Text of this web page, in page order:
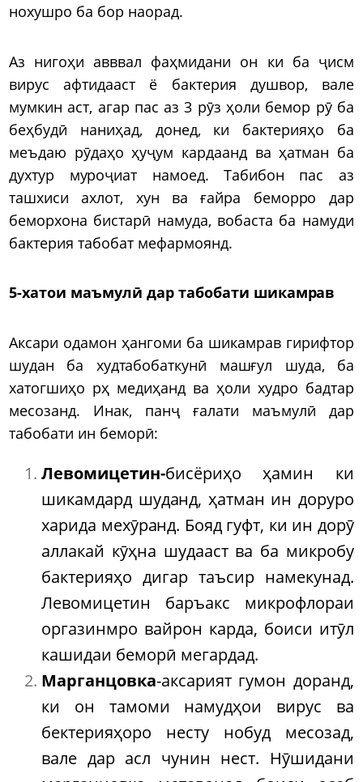
нохушро ба бор наорад.
Аз нигоҳи авввал фаҳмидани он ки ба ҷисм
вирус афтидааст ё бактерия душвор, вале
мумкин аст, агар пас аз 3 рӯз ҳоли бемор рӯ ба
беҳбудӣ наниҳад, донед, ки бактерияҳо ба
меъдаю рӯдаҳо ҳуҷум кардаанд ва ҳатман ба
духтур муроҷиат намоед. Табибон пас аз
ташхиси ахлот, хун ва ғайра беморро дар
беморхона бистарӣ намуда, вобаста ба намуди
бактерия табобат мефармоянд.
5-хатои маъмулӣ дар табобати шикамрав
Аксари одамон ҳангоми ба шикамрав гирифтор
шудан ба худтабобаткунӣ машғул шуда, ба
хатогшиҳо рҳ медиҳанд ва ҳоли худро бадтар
месозанд. Инак, панҷ ғалати маъмулӣ дар
табобати ин беморӣ:
Левомицетин-бисёриҳо ҳамин ки
шикамдард шуданд, ҳатман ин доруро
харида мехӯранд. Бояд гуфт, ки ин дорӯ
аллакай кӯҳна шудааст ва ба микробу
бактерияҳо дигар таъсир намекунад.
Левомицетин баръакс микрофлораи
оргазинмро вайрон карда, боиси итӯл
кашидаи беморӣ мегардад.
Марганцовка-аксарият гумон доранд,
ки он тамоми намудҳои вирус ва
бектерияҳоро несту нобуд месозад,
вале дар асл чунин нест. Нӯшидани